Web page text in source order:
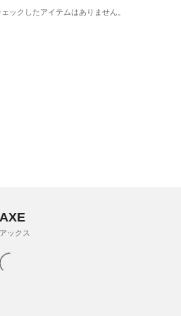
ックしたアイテムはありません。
AXE
アックス